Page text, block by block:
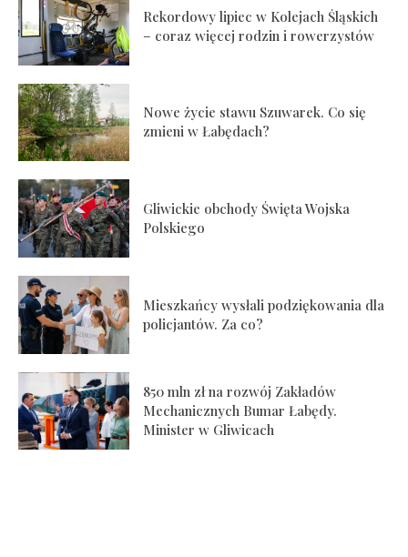
Rekordowy lipiec w Kolejach Śląskich
– coraz więcej rodzin i rowerzystów
Nowe życie stawu Szuwarek. Co się
zmieni w Łabędach?
Gliwickie obchody Święta Wojska
Polskiego
Mieszkańcy wysłali podziękowania dla
policjantów. Za co?
850 mln zł na rozwój Zakładów
Mechanicznych Bumar Łabędy.
Minister w Gliwicach